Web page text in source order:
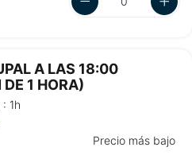
A LAS 18:00
DE 1 HORA)
1h
Precio más bajo